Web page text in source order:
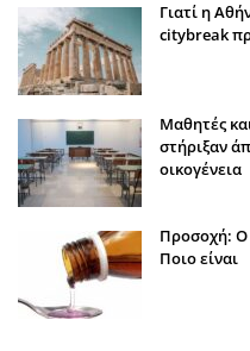
Γιατί η
citybreak
Μαθητές
στήριξαν
οικογένεια
Προσοχή: Ο
Ποιο είναι